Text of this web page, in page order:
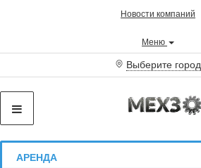
Новости компаний
Меню
Выберите город
АРЕНДА